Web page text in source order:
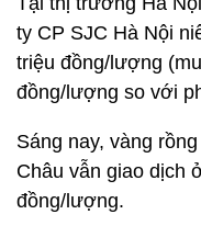
ty CP SJC Hà Nội
triệu đồng/lượng
đồng/lượng so với
Sáng nay, vàng
Châu vẫn giao dịch
đồng/lượng.